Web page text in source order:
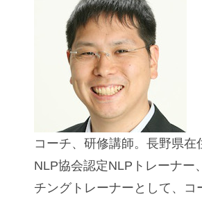
コーチ、研修講師。長野県在
NLP協会認定NLPトレーナー
チングトレーナーとして、コ